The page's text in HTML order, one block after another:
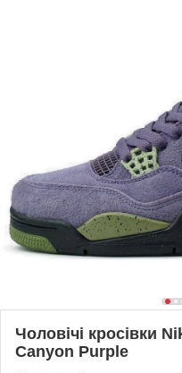
Чоловічі кросівки
Canyon Purple